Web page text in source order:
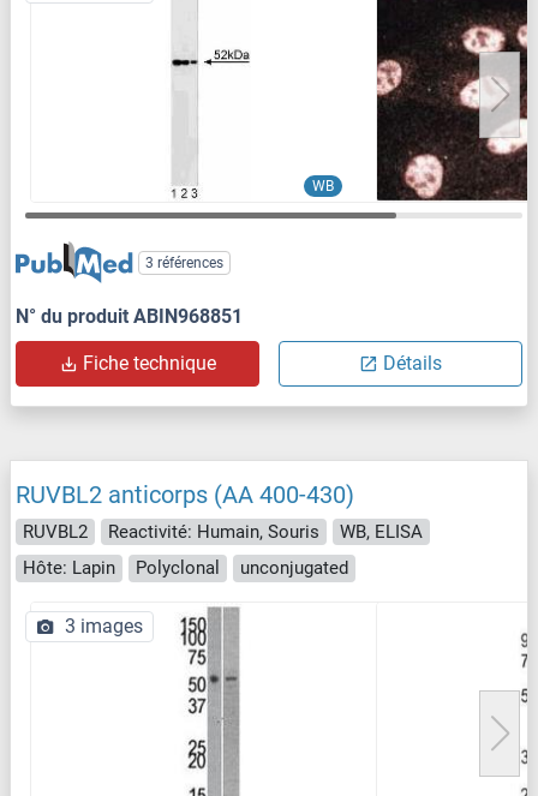
WB
3 références
N° du produit ABIN968851
Fiche technique Détails
RUVBL2 anticorps (AA 400-430)
RUVBL2 Reactivité: Humain, Souris
WB, ELISA
Hôte: Lapin
Polyclonal unconjugated
3 images